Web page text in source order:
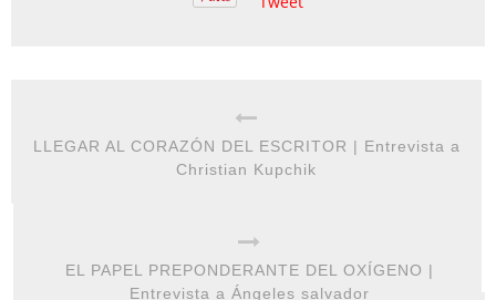
LLEGAR AL CORAZÓN DEL ESCRITOR | Entrevista a
Christian Kupchik
EL PAPEL PREPONDERANTE DEL OXÍGENO |
Entrevista a Ángeles salvador